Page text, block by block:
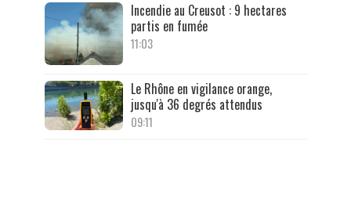
Incendie au Creusot : 9 hectares
partis en fumée
11:03
Le Rhône en vigilance orange,
jusqu'à 36 degrés attendus
09:11